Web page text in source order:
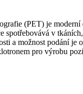
(PET) je
spotřebovává v
a možnost podání
pro výrobu